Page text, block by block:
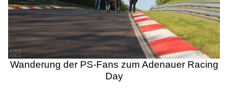
Wanderung der PS-Fans zum Adenauer Racing
Day